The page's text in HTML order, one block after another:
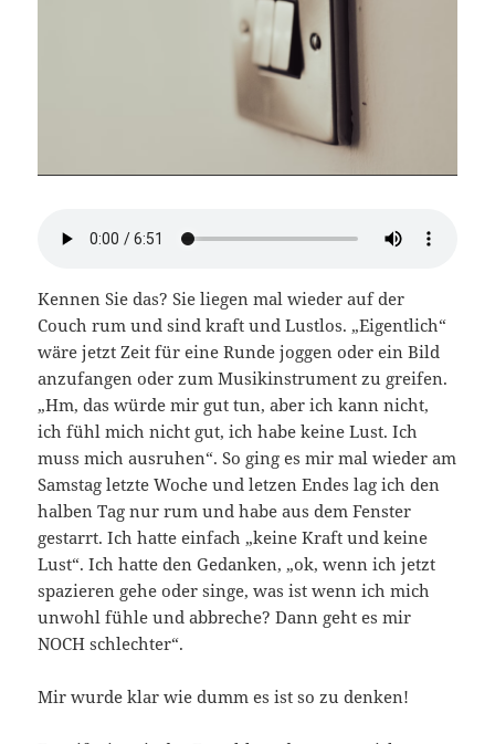
Kennen Sie das? Sie liegen mal wieder auf der
Couch rum und sind kraft und Lustlos. „Eigentlich“
wäre jetzt Zeit für eine Runde joggen oder ein Bild
anzufangen oder zum Musikinstrument zu greifen.
„Hm, das würde mir gut tun, aber ich kann nicht,
ich fühl mich nicht gut, ich habe keine Lust. Ich
muss mich ausruhen“. So ging es mir mal wieder am
Samstag letzte Woche und letzen Endes lag ich den
halben Tag nur rum und habe aus dem Fenster
gestarrt. Ich hatte einfach „keine Kraft und keine
Lust“. Ich hatte den Gedanken, „ok, wenn ich jetzt
spazieren gehe oder singe, was ist wenn ich mich
unwohl fühle und abbreche? Dann geht es mir
NOCH schlechter“.
Mir wurde klar wie dumm es ist so zu denken!